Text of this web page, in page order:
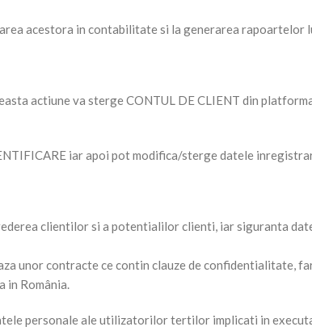
acestora in contabilitate si la generarea rapoartelor
actiune va sterge CONTUL DE CLIENT din
iar apoi pot modifica/sterge datele
clientilor si a potentialilor clienti, iar siguranta
unor contracte ce contin clauze de confidentialitate,
in România.
personale ale utilizatorilor tertilor implicati in